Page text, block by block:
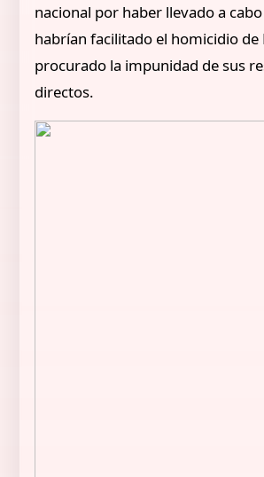
nacional por haber llevado a
habrían facilitado el homicidio de
procurado la impunidad de sus
directos.